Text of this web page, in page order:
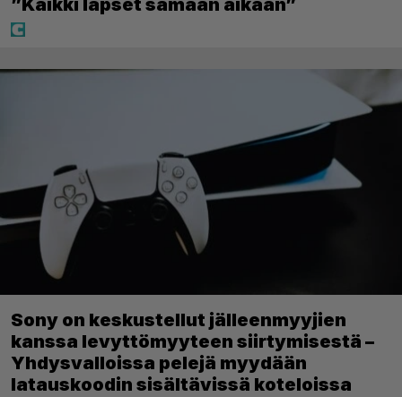
”Kaikki lapset samaan aikaan”
Sony on keskustellut jälleenmyyjien
kanssa levyttömyyteen siirtymisestä –
Yhdysvalloissa pelejä myydään
latauskoodin sisältävissä koteloissa